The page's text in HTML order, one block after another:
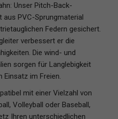
Unser Pitch-Back-
aus PVC-Sprungmaterial
Federn gesichert.
verbessert er die
Die wind- und
sorgen für Langlebigkeit
Einsatz im Freien.
mit einer Vielzahl von
Volleyball oder Baseball,
Ihren unterschiedlichen